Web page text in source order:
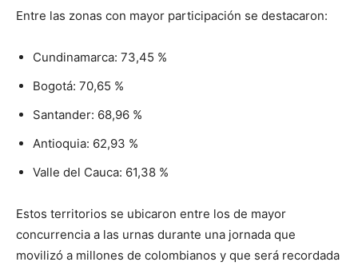
Entre las zonas con mayor participación se destacaron:
Cundinamarca: 73,45 %
Bogotá: 70,65 %
Santander: 68,96 %
Antioquia: 62,93 %
Valle del Cauca: 61,38 %
Estos territorios se ubicaron entre los de mayor
concurrencia a las urnas durante una jornada que
movilizó a millones de colombianos y que será recordada